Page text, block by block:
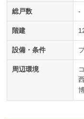
総戸数 -
階建
設備・条件
周辺環境